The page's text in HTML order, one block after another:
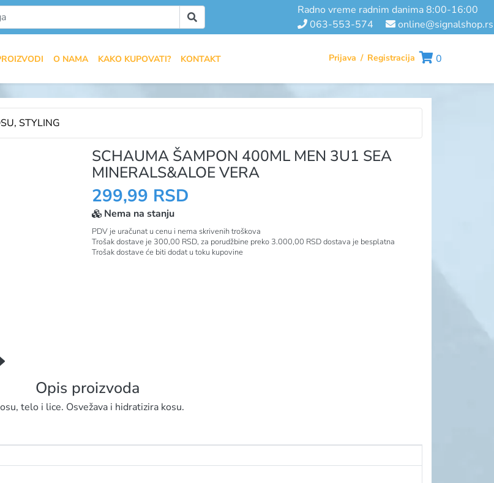
radno vreme radnim danima 8:00-16:00
063-553-574
online@signalshop.rs
O NAMA KAKO KUPOVATI? KONTAKT Prijava / Registracija 0
STYLING
SCHAUMA ŠAMPON 400ML MEN 3U1 SEA
MINERALS&ALOE VERA
299,99 RSD
Nema na stanju
PDV je uračunat u cenu i nema skrivenih troškova
Trošak dostave je 300,00 RSD, za porudžbine preko 3.000,00 RSD dostava je besplatna
Trošak dostave će biti dodat u toku kupovine
Opis proizvoda
telo i lice. Osvežava i hidratizira kosu.